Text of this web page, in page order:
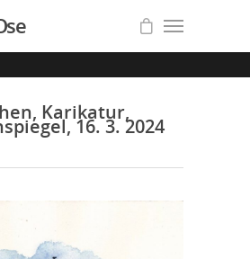
Karikatur,
16. 3. 2024